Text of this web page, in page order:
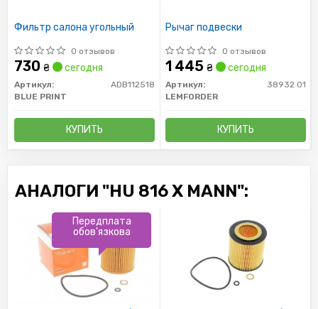
Фильтр салона угольный
0 отзывов
730 ₴ сегодня
Артикул:
ADB112518
BLUE PRINT
КУПИТЬ
Рычаг подвески
0 отзывов
1 445 ₴ сегодня
Артикул:
38932 01
LEMFORDER
КУПИТЬ
АНАЛОГИ "HU 816 X MANN":
Передплата
обов'язкова